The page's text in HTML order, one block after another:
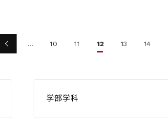
… 10 11 12 13 14
学部学科